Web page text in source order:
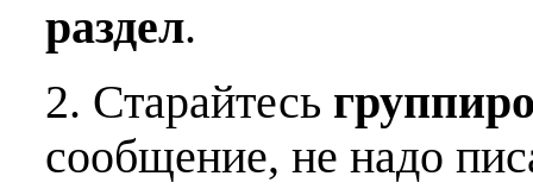
раздел.
2. Старайтесь
сообщение, не надо